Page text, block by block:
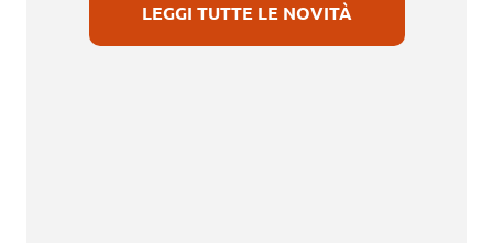
LEGGI TUTTE LE NOVITÀ